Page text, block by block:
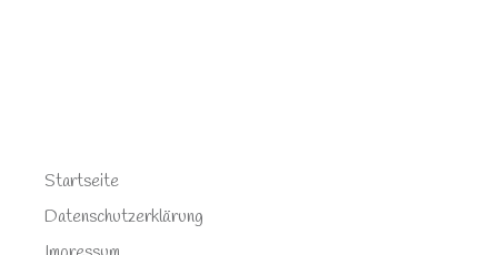
Startseite
Datenschutzerklärung